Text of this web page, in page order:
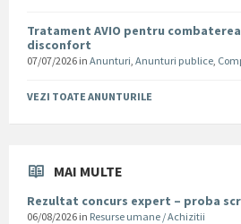
Tratament AVIO pentru
disconfort
07/07/2026 in Anunturi, Anunturi publice,
VEZI TOATE ANUNTURILE
MAI MULTE
Rezultat concurs expert – proba
06/08/2026 in Resurse umane / Achizitii